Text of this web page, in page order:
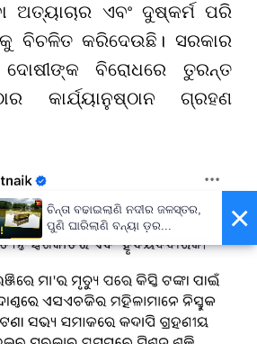
ଏବଂ ଦୁଷ୍କର୍ମ ପରି
ବିଚଳିତ କରିଦେଉଛି। ସରକାର
ବିରୋଧରେ ତୁରନ୍ତ
କାର୍ଯ୍ୟାନୁଷ୍ଠାନ ଗ୍ରହଣ
×
ଚିନ୍ତା ବଢାଇଲାଣି ନଦୀର ଜଳସ୍ତର,
ପୁଣି ଘାରିଲାଣି ବନ୍ୟା ଡ଼ର...